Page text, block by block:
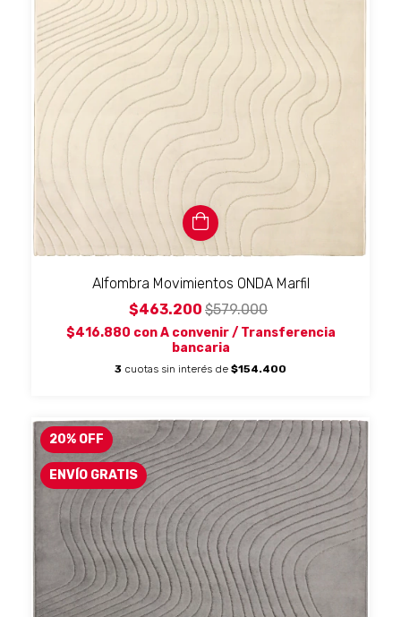
Alfombra Movimientos ONDA Marfil
$463.200 $579.000
$416.880 con A convenir / Transferencia
bancaria
3 cuotas sin interés de $154.400
20% OFF
ENVÍO GRATIS